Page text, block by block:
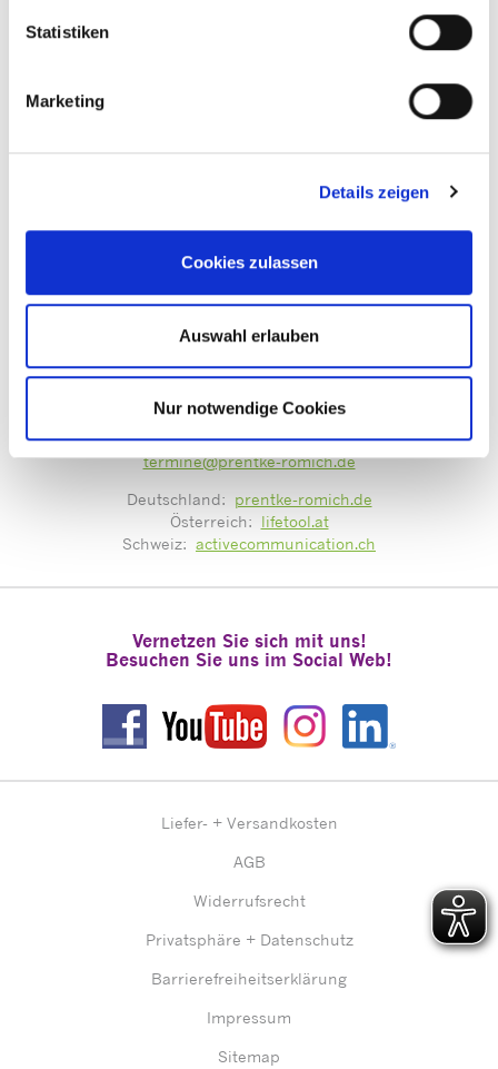
Statistiken
Marketing
Details zeigen
Cookies zulassen
Auswahl erlauben
Nur notwendige Cookies
diesen Inhalt zu sehen.
Mit guter Beratung für Sie vor Ort!
Zentrale Terminvergabe unter:
termine@prentke-romich.de
Deutschland: prentke-romich.de
Österreich: lifetool.at
Schweiz: activecommunication.ch
Vernetzen Sie sich mit uns!
Besuchen Sie uns im Social Web!
Liefer- + Versandkosten
AGB
Widerrufsrecht
Privatsphäre + Datenschutz
Barrierefreiheitserklärung
Impressum
Sitemap